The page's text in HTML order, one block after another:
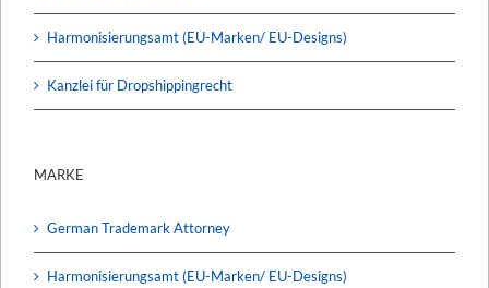
Harmonisierungsamt (EU-Marken/ EU-Designs)
Kanzlei für Dropshippingrecht
MARKE
German Trademark Attorney
Harmonisierungsamt (EU-Marken/ EU-Designs)